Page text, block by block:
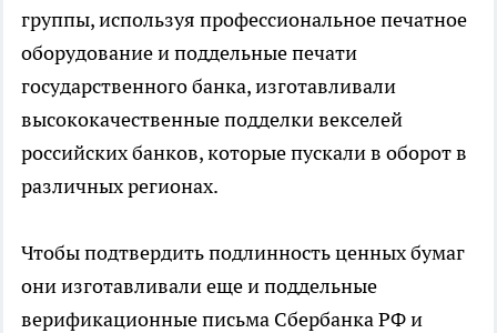
группы, используя профессиональное печатное
оборудование и поддельные печати
государственного банка, изготавливали
высококачественные подделки векселей
российских банков, которые пускали в оборот в
различных регионах.
Чтобы подтвердить подлинность ценных бумаг
они изготавливали еще и поддельные
верификационные письма Сбербанка РФ и